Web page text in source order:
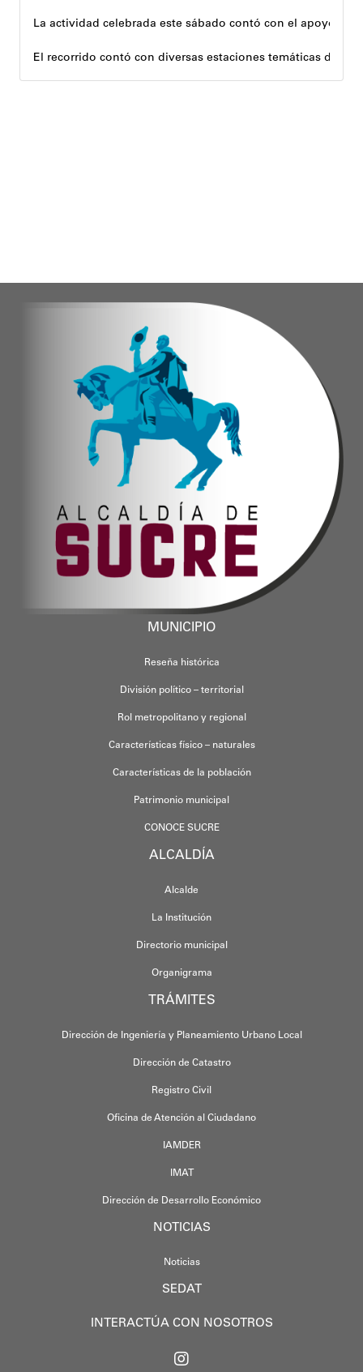
La actividad celebrada este sábado contó con el apoyo
El recorrido contó con diversas estaciones temáticas
MUNICIPIO
Reseña histórica
División político – territorial
Rol metropolitano y regional
Características físico – naturales
Características de la población
Patrimonio municipal
CONOCE SUCRE
ALCALDÍA
Alcalde
La Institución
Directorio municipal
Organigrama
TRÁMITES
Dirección de Ingeniería y Planeamiento Urbano Local
Dirección de Catastro
Registro Civil
Oficina de Atención al Ciudadano
IAMDER
IMAT
Dirección de Desarrollo Económico
NOTICIAS
Noticias
SEDAT
INTERACTÚA CON NOSOTROS